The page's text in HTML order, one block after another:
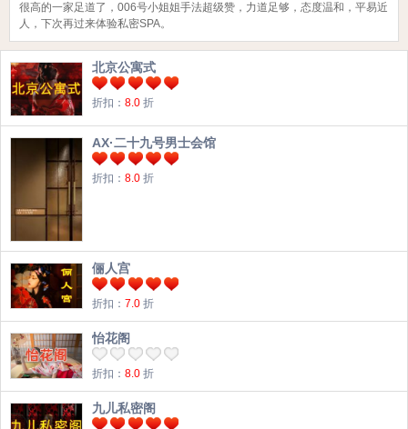
很高的一家足道了，006号小姐姐手法超级赞，力道足够，态度温和，平易近
人，下次再过来体验私密SPA。
北京公寓式
折扣： 8.0 折
AX·二十九号男士会馆
折扣： 8.0 折
俪人宫
折扣： 7.0 折
怡花阁
折扣： 8.0 折
九儿私密阁